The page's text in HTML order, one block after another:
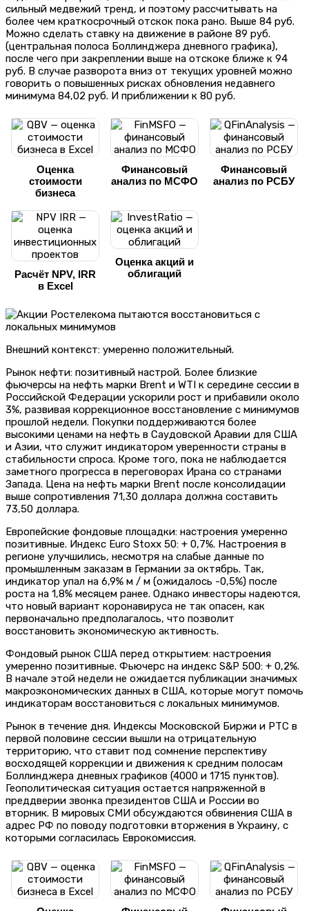
сильный медвежий тренд, и поэтому рассчитывать на
более чем краткосрочный отскок пока рано. Выше 84 руб.
Можно сделать ставку на движение в районе 89 руб.
(центральная полоса Боллинджера дневного графика),
после чего при закреплении выше на отскоке ближе к 94
руб. В случае разворота вниз от текущих уровней можно
говорить о повышенных рисках обновления недавнего
минимума 84,02 руб. И приближении к 80 руб.
Оценка
стоимости
бизнеса
Финансовый
анализ по МСФО
Финансовый
анализ по РСБУ
Расчёт NPV, IRR
в Excel
Оценка акций и
облигаций
Внешний контекст: умеренно положительный.
Рынок нефти: позитивный настрой. Более близкие
фьючерсы на нефть марки Brent и WTI к середине сессии в
Российской Федерации ускорили рост и прибавили около
3%, развивая коррекционное восстановление с минимумов
прошлой недели. Покупки поддерживаются более
высокими ценами на нефть в Саудовской Аравии для США
и Азии, что служит индикатором уверенности страны в
стабильности спроса. Кроме того, пока не наблюдается
заметного прогресса в переговорах Ирана со странами
Запада. Цена на нефть марки Brent после консолидации
выше сопротивления 71,30 доллара должна составить
73,50 доллара.
Европейские фондовые площадки: настроения умеренно
позитивные. Индекс Euro Stoxx 50: + 0,7%. Настроения в
регионе улучшились, несмотря на слабые данные по
промышленным заказам в Германии за октябрь. Так,
индикатор упал на 6,9% м / м (ожидалось -0,5%) после
роста на 1,8% месяцем ранее. Однако инвесторы надеются,
что новый вариант коронавируса не так опасен, как
первоначально предполагалось, что позволит
восстановить экономическую активность.
Фондовый рынок США перед открытием: настроения
умеренно позитивные. Фьючерс на индекс S&P 500: + 0,2%.
В начале этой недели не ожидается публикации значимых
макроэкономических данных в США, которые могут помочь
индикаторам восстановиться с локальных минимумов.
Рынок в течение дня. Индексы Московской Биржи и РТС в
первой половине сессии вышли на отрицательную
территорию, что ставит под сомнение перспективу
восходящей коррекции и движения к средним полосам
Боллинджера дневных графиков (4000 и 1715 пунктов).
Геополитическая ситуация остается напряженной в
преддверии звонка президентов США и России во
вторник. В мировых СМИ обсуждаются обвинения США в
адрес РФ по поводу подготовки вторжения в Украину, с
которыми согласилась Еврокомиссия.